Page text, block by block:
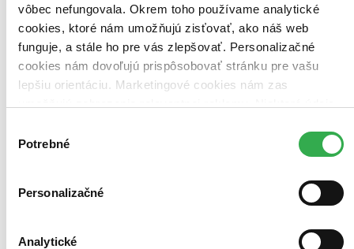
vôbec nefungovala. Okrem toho používame analytické
cookies, ktoré nám umožňujú zisťovať, ako náš web
funguje, a stále ho pre vás zlepšovať. Personalizačné
cookies nám dovoľujú prispôsobovať stránku pre vašu
lepšiu orientáciu. Marketingové cookies nám zas
keby sme mohli používať všetky tieto cookies. Ďakujeme!
súhlasu
Potrebné
Personalizačné
Analytické